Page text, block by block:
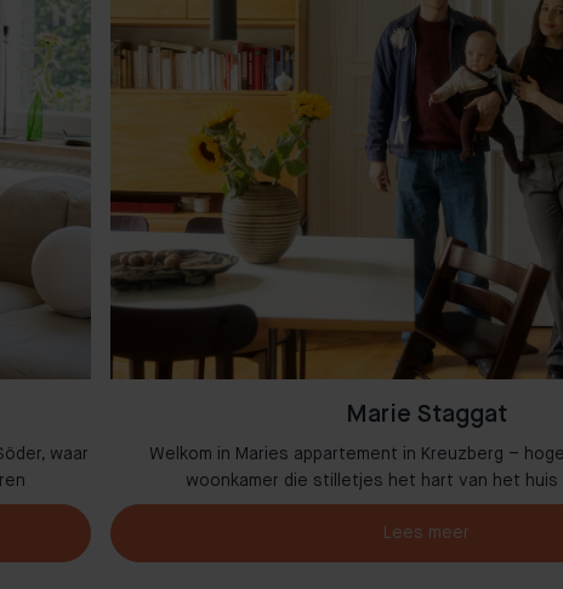
waar
Marie Staggat
Welkom in Maries appartement in Kreuzberg –
woonkamer die stilletjes het hart van het huis
Lees meer